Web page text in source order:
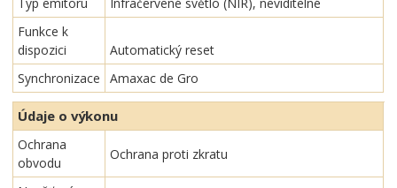
Funkce k
dispozici
Automatický reset
Synchronizace
Amaxac de Gro
Údaje o výkonu
Ochrana
obvodu
Ochrana proti zkratu